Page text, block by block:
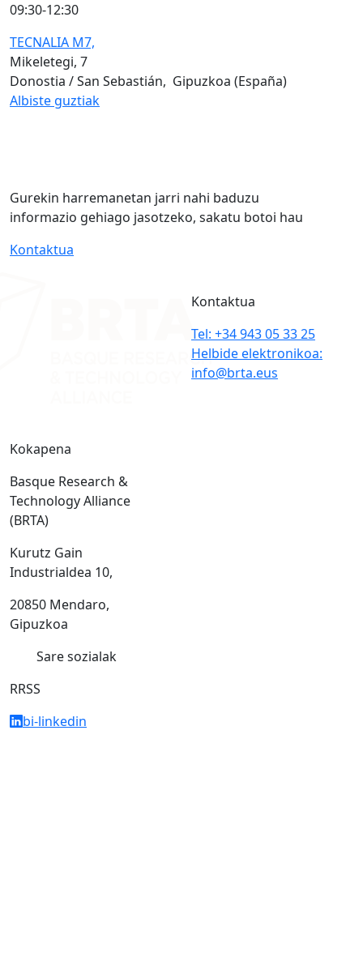
09:30-12:30
TECNALIA M7,
Mikeletegi, 7
Donostia / San Sebastián, Gipuzkoa (España)
Albiste guztiak
Gurekin harremanetan jarri nahi baduzu
informazio gehiago jasotzeko, sakatu botoi hau
Kontaktua
Kokapena
Basque Research &
Technology Alliance
(BRTA)
Kurutz Gain
Industrialdea 10,
20850 Mendaro,
Gipuzkoa
Kontaktua
Tel: +34 943 05 33 25
Helbide elektronikoa:
info@brta.eus
Sare sozialak
RRSS
bi-linkedin